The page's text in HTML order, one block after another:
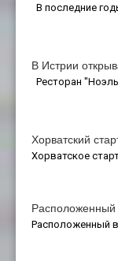
В последние
В Истрии
Ресторан
Хорватский
Хорватское
Расположенный